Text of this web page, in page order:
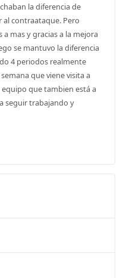
la diferencia de
contraataque. Pero
mas y gracias a la mejora
se mantuvo la diferencia
4 periodos realmente
que viene visita a
que tambien está a
seguir trabajando y